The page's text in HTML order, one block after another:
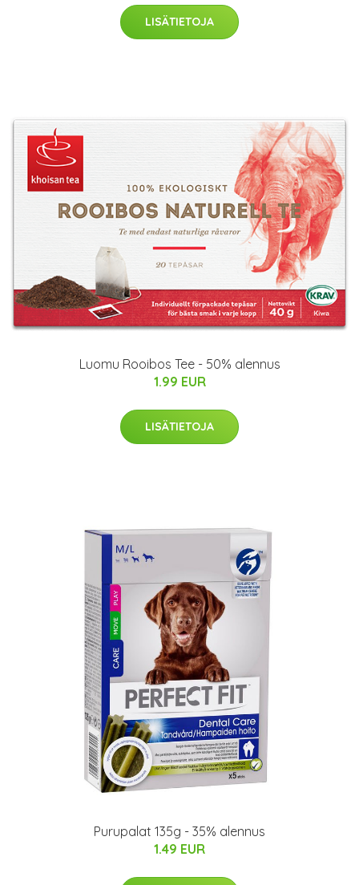
LISÄTIETOJA
Luomu Rooibos Tee - 50% alennus
1.99 EUR
LISÄTIETOJA
Purupalat 135g - 35% alennus
1.49 EUR